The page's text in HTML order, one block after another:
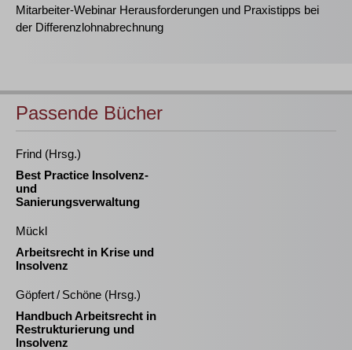
Mitarbeiter-Webinar Herausforderungen und Praxistipps bei
der Differenzlohnabrechnung
Passende Bücher
Frind (Hrsg.)
Best Practice Insolvenz-
und
Sanierungsverwaltung
Mückl
Arbeitsrecht in Krise und
Insolvenz
Göpfert / Schöne (Hrsg.)
Handbuch Arbeitsrecht in
Restrukturierung und
Insolvenz